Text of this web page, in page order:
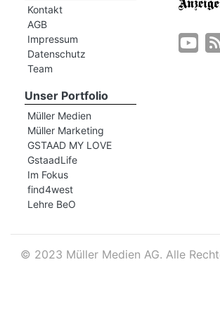
Kontakt
AGB
Impressum
Datenschutz
Team
Unser Portfolio
Müller Medien
Müller Marketing
GSTAAD MY LOVE
GstaadLife
Im Fokus
find4west
Lehre BeO
© 2023 Müller Medien AG. Alle